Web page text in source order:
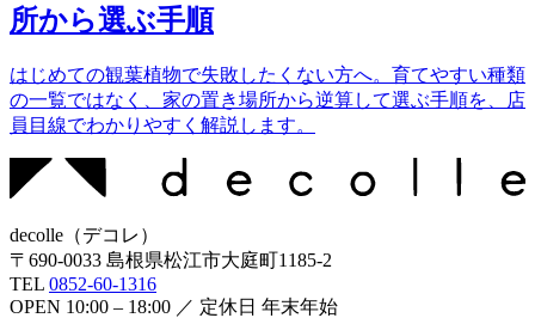
所から選ぶ手順
はじめての観葉植物で失敗したくない方へ。育てやすい種類
の一覧ではなく、家の置き場所から逆算して選ぶ手順を、店
員目線でわかりやすく解説します。
decolle （デコレ ）
〒 690-0033 島根県松江市大庭町1185-2
TEL 0852-60-1316
OPEN 10:00 – 18:00 ／ 定休日 年末年始